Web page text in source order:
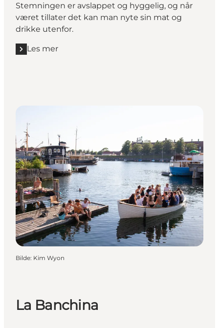
Stemningen er avslappet og hyggelig, og når
været tillater det kan man nyte sin mat og
drikke utenfor.
Les mer
Les mer "Pompette"
Bilde: Kim Wyon
La Banchina